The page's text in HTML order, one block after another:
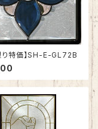
り特価】SH-E-GL72B